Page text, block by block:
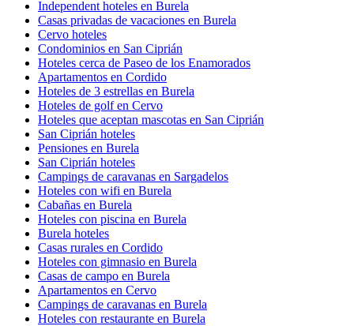
Independent hoteles en Burela
Casas privadas de vacaciones en Burela
Cervo hoteles
Condominios en San Ciprián
Hoteles cerca de Paseo de los Enamorados
Apartamentos en Cordido
Hoteles de 3 estrellas en Burela
Hoteles de golf en Cervo
Hoteles que aceptan mascotas en San Ciprián
San Ciprián hoteles
Pensiones en Burela
San Ciprián hoteles
Campings de caravanas en Sargadelos
Hoteles con wifi en Burela
Cabañas en Burela
Hoteles con piscina en Burela
Burela hoteles
Casas rurales en Cordido
Hoteles con gimnasio en Burela
Casas de campo en Burela
Apartamentos en Cervo
Campings de caravanas en Burela
Hoteles con restaurante en Burela